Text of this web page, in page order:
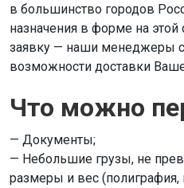
в большинство городов
назначения в форме на этой
заявку — наши менеджеры
возможности доставки
Что можно
— Документы;
— Небольшие грузы, не
размеры и вес (полиграфия,